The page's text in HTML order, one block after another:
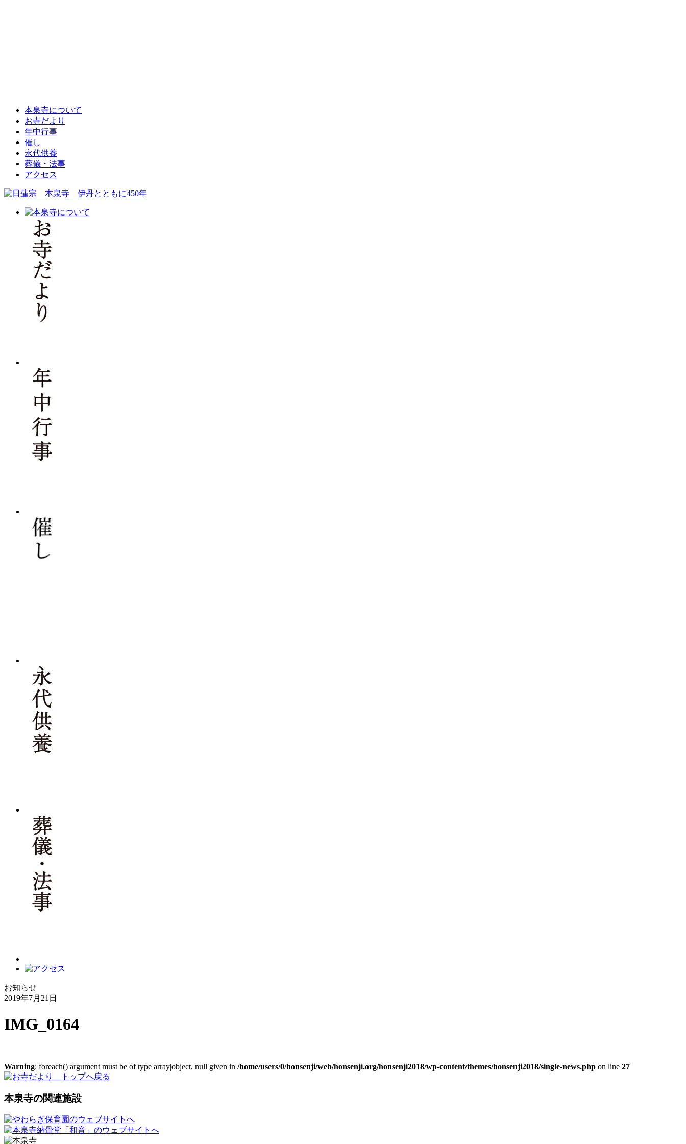
本泉寺について
お寺だより
年中行事
催し
永代供養
葬儀・法事
アクセス
お知らせ
2019年7月21日
IMG_0164
Warning: foreach() argument must be of type array|object, null given in /home/users/0/honsenji/web/honsenji.org/honsenji2018/wp-content/themes/honsenji2018/single-news.php on line 27
本泉寺の関連施設